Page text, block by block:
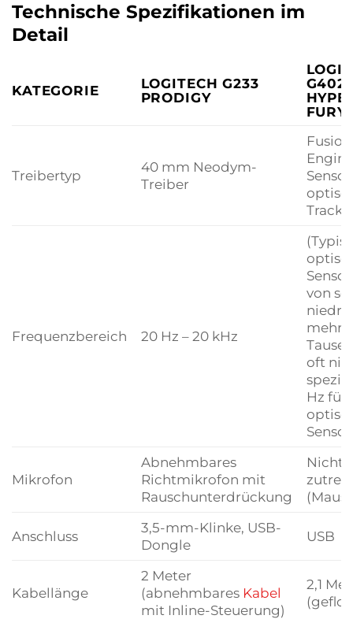
Technische Spezifikationen im
Detail
KATEGORIE
LOGITECH G233
PRODIGY
G402
FURY
Treibertyp
40 mm Neodym-
Treiber
Fusion
Engine
Frequenzbereich 20 Hz – 20 kHz
von
oft
Hz für
Mikrofon
Abnehmbares
Richtmikrofon mit
Rauschunterdrückung
Nicht
(Maus)
Anschluss
3,5-mm-Klinke, USB-
Dongle
USB
Kabellänge
2 Meter
(abnehmbares Kabel
mit Inline-Steuerung)
2,1